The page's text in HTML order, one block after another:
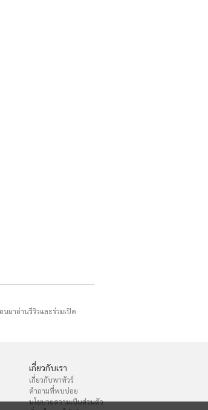
มาอ่านรีวิวและร่วมเปิด
เกี่ยวกับเรา
เกี่ยวกับพาทัวร์
คำถามที่พบบ่อย
นโยบายความเป็นส่วนตัว